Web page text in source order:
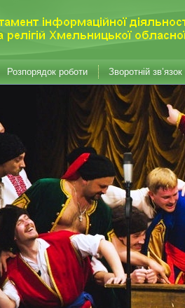
Розпорядок роботи Зворотній зв’язок